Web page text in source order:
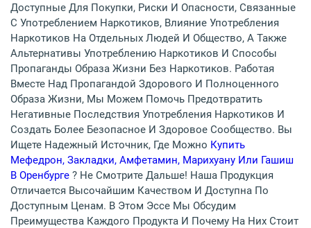
Доступные Для Покупки, Риски И Опасности, Связанные
С Употреблением Наркотиков, Влияние Употребления
Наркотиков На Отдельных Людей И Общество, А Также
Альтернативы Употреблению Наркотиков И Способы
Пропаганды Образа Жизни Без Наркотиков. Работая
Вместе Над Пропагандой Здорового И Полноценного
Образа Жизни, Мы Можем Помочь Предотвратить
Негативные Последствия Употребления Наркотиков И
Создать Более Безопасное И Здоровое Сообщество. Вы
Ищете Надежный Источник, Где Можно Купить
Мефедрон, Закладки, Амфетамин, Марихуану Или Гашиш
В Оренбурге ? Не Смотрите Дальше! Наша Продукция
Отличается Высочайшим Качеством И Доступна По
Доступным Ценам. В Этом Эссе Мы Обсудим
Преимущества Каждого Продукта И Почему На Них Стоит